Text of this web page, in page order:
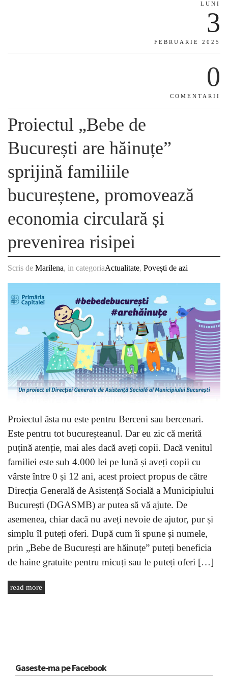
LUNI
3
FEBRUARIE 2025
0
COMENTARII
Proiectul „Bebe de
București are hăinuțe”
sprijină familiile
bucureștene, promovează
economia circulară și
prevenirea risipei
Scris de Marilena, in categoriaActualitate, Povești de azi
Proiectul ăsta nu este pentru Berceni sau bercenari.
Este pentru tot bucureșteanul. Dar eu zic că merită
puțină atenție, mai ales dacă aveți copii. Dacă venitul
familiei este sub 4.000 lei pe lună și aveți copii cu
vârste între 0 și 12 ani, acest proiect propus de către
Direcția Generală de Asistență Socială a Municipiului
București (DGASMB) ar putea să vă ajute. De
asemenea, chiar dacă nu aveți nevoie de ajutor, pur și
simplu îl puteți oferi. După cum îi spune și numele,
prin „Bebe de București are hăinuțe” puteți beneficia
de haine gratuite pentru micuți sau le puteți oferi […]
read more
Gaseste-ma pe Facebook